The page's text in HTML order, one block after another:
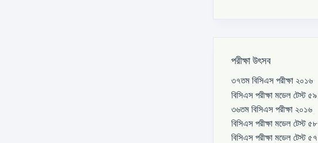
পরীক্ষা উৎসব
৩৭তম বিসিএস পরীক্ষা ২০১৬
বিসিএস পরীক্ষা মডেল টেস্ট ৫৯
৩৬তম বিসিএস পরীক্ষা ২০১৬
বিসিএস পরীক্ষা মডেল টেস্ট ৫৮
বিসিএস পরীক্ষা মডেল টেস্ট ৫৭